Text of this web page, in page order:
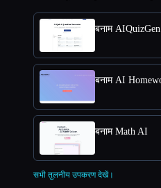
बनाम AIQuizGen
बनाम Math AI
सभी तुलनीय उपकरण देखें।